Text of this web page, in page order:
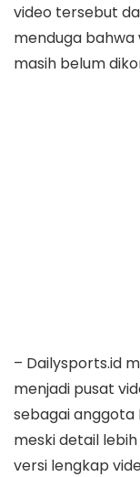
video tersebut
menduga bahwa
masih belum
– Dailysports.id
menjadi pusat
sebagai anggota
meski detail
versi lengkap